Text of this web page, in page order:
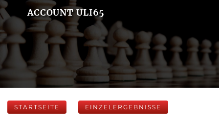
ACCOUNT ULI65
STARTSEITE EINZELERGEBNISSE